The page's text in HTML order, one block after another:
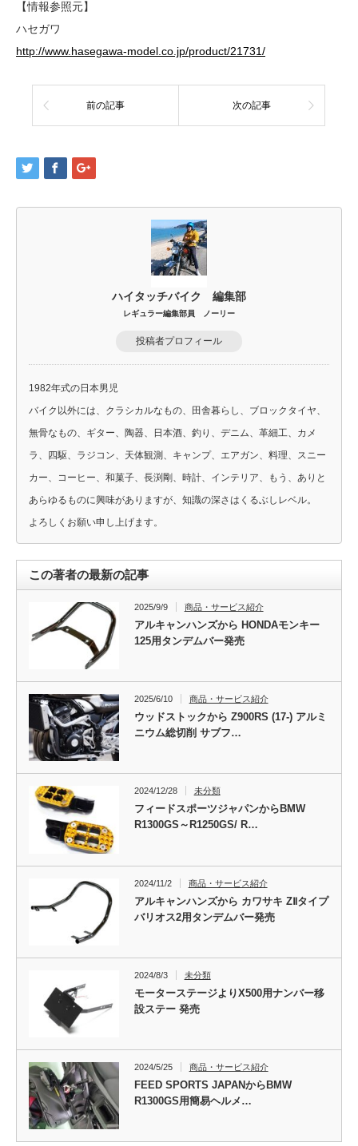
【情報参照元】
ハセガワ
http://www.hasegawa-model.co.jp/product/21731/
前の記事 次の記事
ハイタッチバイク 編集部
レギュラー編集部員 ノーリー
投稿者プロフィール
1982年式の日本男児
バイク以外には、クラシカルなもの、田舎暮らし、ブロックタイヤ、
無骨なもの、ギター、陶器、日本酒、釣り、デニム、革細工、カメ
ラ、四駆、ラジコン、天体観測、キャンプ、エアガン、料理、スニー
カー、コーヒー、和菓子、長渕剛、時計、インテリア、もう、ありと
あらゆるものに興味がありますが、知識の深さはくるぶしレベル。
よろしくお願い申し上げます。
この著者の最新の記事
2025/9/9 商品・サービス紹介
アルキャンハンズから HONDAモンキー
125用タンデムバー発売
2025/6/10 商品・サービス紹介
ウッドストックから Z900RS (17-) アルミ
ニウム総切削 サブフ…
2024/12/28 未分類
フィードスポーツジャパンからBMW
R1300GS～R1250GS/ R…
2024/11/2 商品・サービス紹介
アルキャンハンズから カワサキ ZⅡタイプ
バリオス2用タンデムバー発売
2024/8/3 未分類
モーターステージよりX500用ナンバー移
設ステー 発売
2024/5/25 商品・サービス紹介
FEED SPORTS JAPANからBMW
R1300GS用簡易ヘルメ…